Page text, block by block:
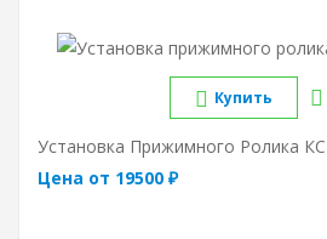
Купить
Установка Прижимного Ролика
Цена от 19500 ₽